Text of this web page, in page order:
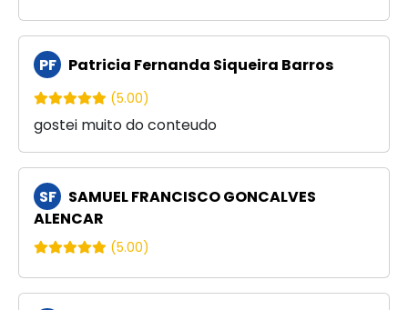
PF Patricia Fernanda Siqueira Barros
(5.00)
gostei muito do conteudo
SF
SAMUEL FRANCISCO GONCALVES
ALENCAR
(5.00)